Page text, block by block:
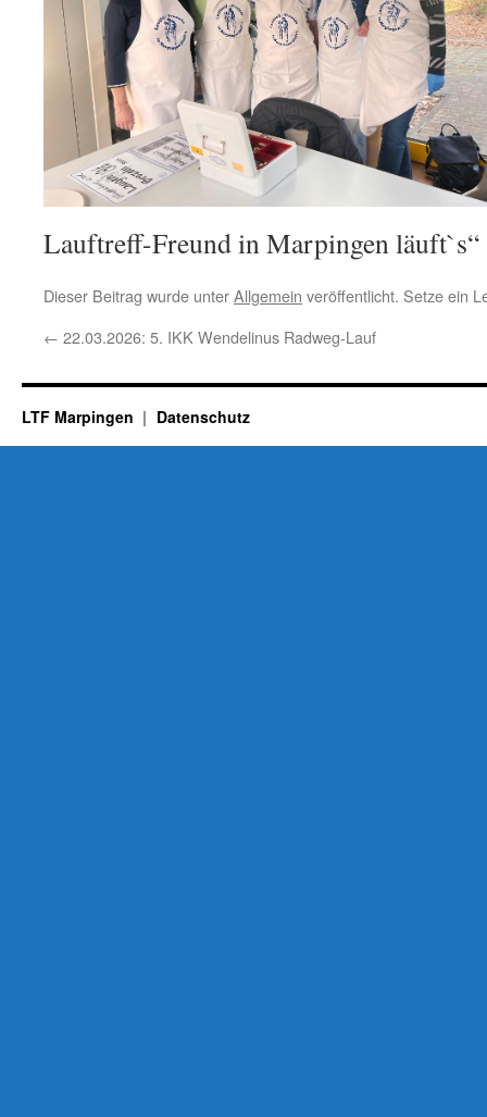
Lauftreff-Freund in Marpingen läuft`s“
Dieser Beitrag wurde unterAllgemein veröffentlicht. Setze ein
← 22.03.2026: 5. IKK Wendelinus Radweg-Lauf
LTF Marpingen Datenschutz